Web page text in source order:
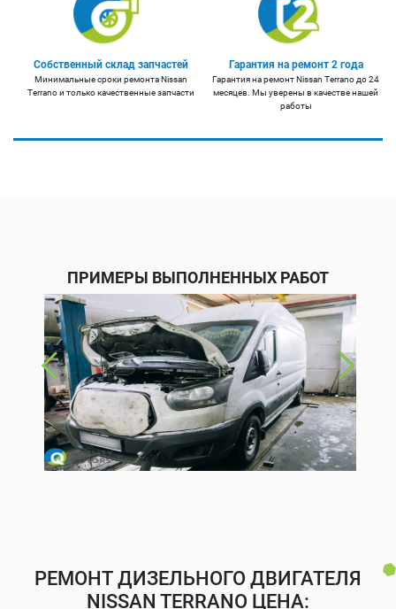
Собственный склад запчастей
Минимальные сроки ремонта Nissan
Terrano и только качественные запчасти
Гарантия на ремонт 2 года
Гарантия на ремонт Nissan Terrano до 24
месяцев. Мы уверены в качестве нашей
работы
ПРИМЕРЫ ВЫПОЛНЕННЫХ РАБОТ
РЕМОНТ ДИЗЕЛЬНОГО ДВИГАТЕЛЯ
NISSAN TERRANO ЦЕНА: